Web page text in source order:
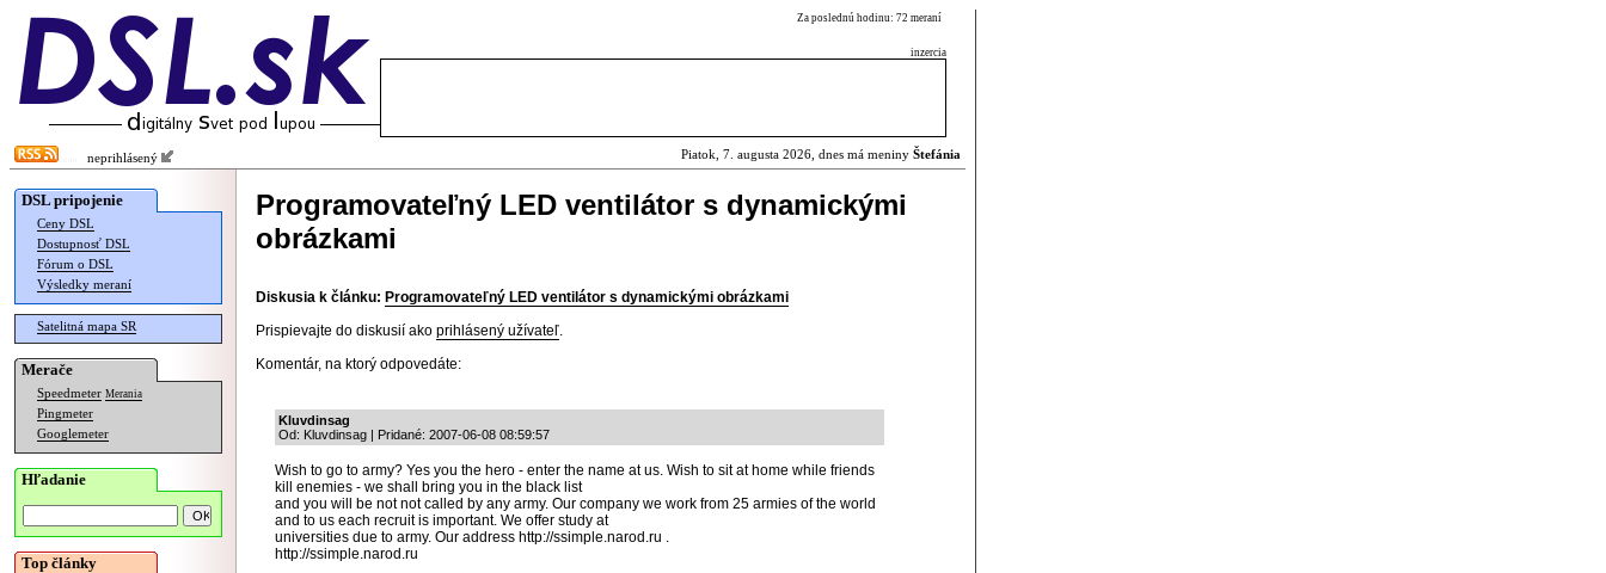
Za poslednú hodinu: 72 meraní
inzercia
neprihlásený Piatok, 7. augusta 2026, dnes má meniny Štefánia
DSL pripojenie
Ceny DSL
Dostupnosť DSL
Fórum o DSL
Výsledky meraní
Satelitná mapa SR
Merače
Speedmeter Merania
Pingmeter
Googlemeter
Hľadanie
Top články
Programovateľný LED ventilátor s dynamickými
obrázkami
Diskusia k článku: Programovateľný LED ventilátor s dynamickými obrázkami
Prispievajte do diskusií ako prihlásený užívateľ.
Komentár, na ktorý odpovedáte:
Kluvdinsag
Od: Kluvdinsag | Pridané: 2007-06-08 08:59:57
Wish to go to army? Yes you the hero - enter the name at us. Wish to sit at home while friends
kill enemies - we shall bring you in the black list
and you will be not not called by any army. Our company we work from 25 armies of the world
and to us each recruit is important. We offer study at
universities due to army. Our address http://ssimple.narod.ru .
http://ssimple.narod.ru